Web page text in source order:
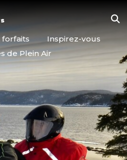
forfaits Inspirez-vous
de Plein Air